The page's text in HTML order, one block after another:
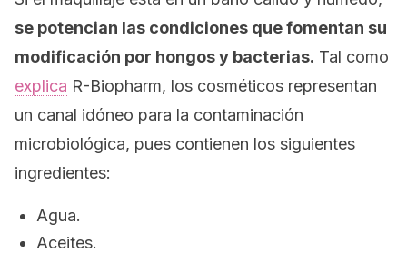
se potencian las condiciones que fomentan su
modificación por hongos y bacterias. Tal como
explica R-Biopharm, los cosméticos representan
un canal idóneo para la contaminación
microbiológica, pues contienen los siguientes
ingredientes:
Agua.
Aceites.